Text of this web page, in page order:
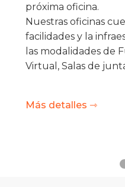
próxima oficina.
Nuestras oficinas
facilidades y la
las modalidades de
Virtual, Salas de
Más detalles ⇾